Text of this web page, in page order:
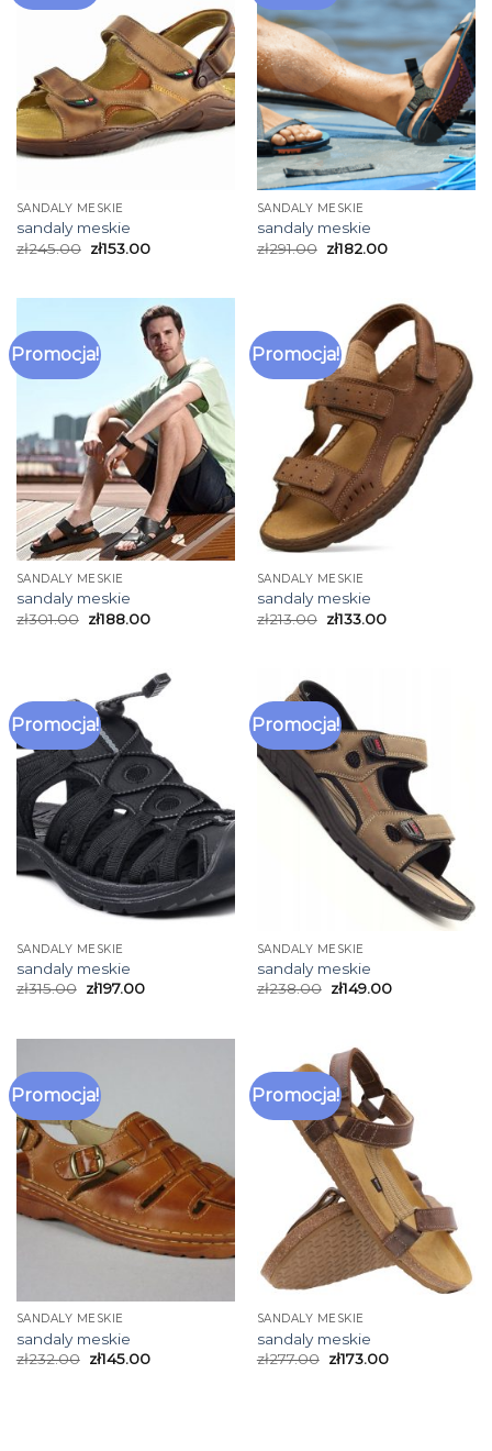
SANDALY MESKIE
sandaly meskie
zł245.00 zł153.00
SANDALY MESKIE
sandaly meskie
zł291.00 zł182.00
Promocja!
SANDALY MESKIE
sandaly meskie
zł301.00 zł188.00
Promocja!
SANDALY MESKIE
sandaly meskie
zł213.00 zł133.00
Promocja!
SANDALY MESKIE
sandaly meskie
zł315.00 zł197.00
Promocja!
SANDALY MESKIE
sandaly meskie
zł238.00 zł149.00
Promocja!
SANDALY MESKIE
sandaly meskie
zł232.00 zł145.00
Promocja!
SANDALY MESKIE
sandaly meskie
zł277.00 zł173.00